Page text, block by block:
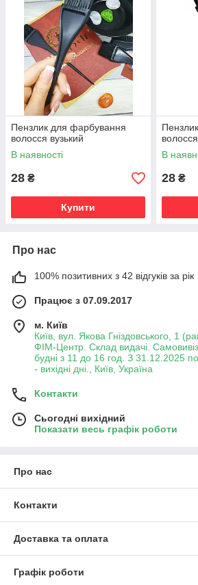
Пензлик для фарбування
волосся вузький
В наявності
28 ₴
Купити
В
28 ₴
Про нас
100% позитивних з 42 відгуків за рік
Працює з 07.09.2017
м. Київ
Київ, вул. Якова Гніздовського, 1
ФІМ-Центр. Склад видачі.
будні з 11 до 16 год. З 31.12.2025
- вихідні дні., Київ, Україна
Контакти
Сьогодні вихідний
Показати весь графік роботи
Про нас
Контакти
Доставка та оплата
Графік роботи